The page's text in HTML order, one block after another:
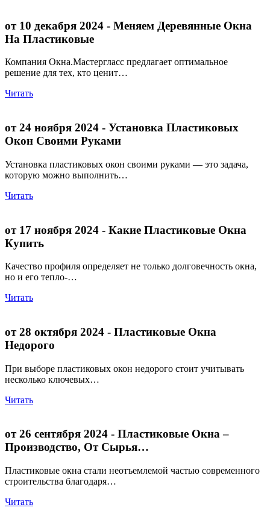
от 10 декабря 2024 - Меняем Деревянные Окна
На Пластиковые
Компания Окна.Мастергласс предлагает оптимальное
решение для тех, кто ценит…
Читать
от 24 ноября 2024 - Установка Пластиковых
Окон Своими Руками
Установка пластиковых окон своими руками — это задача,
которую можно выполнить…
Читать
от 17 ноября 2024 - Какие Пластиковые Окна
Купить
Качество профиля определяет не только долговечность окна,
но и его тепло-…
Читать
от 28 октября 2024 - Пластиковые Окна
Недорого
При выборе пластиковых окон недорого стоит учитывать
несколько ключевых…
Читать
от 26 сентября 2024 - Пластиковые Окна –
Производство, От Сырья…
Пластиковые окна стали неотъемлемой частью современного
строительства благодаря…
Читать